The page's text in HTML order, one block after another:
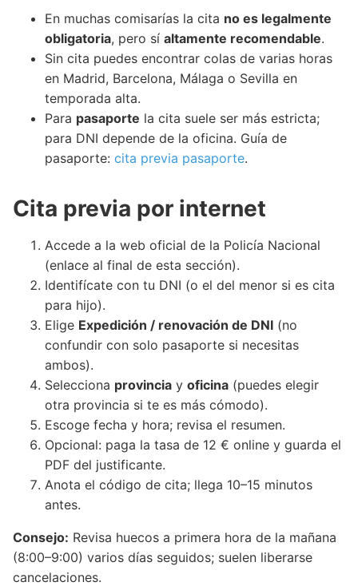
En muchas comisarías la cita no es legalmente
obligatoria, pero sí altamente recomendable.
Sin cita puedes encontrar colas de varias horas
en Madrid, Barcelona, Málaga o Sevilla en
temporada alta.
Para pasaporte la cita suele ser más estricta;
para DNI depende de la oficina. Guía de
pasaporte: cita previa pasaporte.
Cita previa por internet
Accede a la web oficial de la Policía Nacional
(enlace al final de esta sección).
Identifícate con tu DNI (o el del menor si es cita
para hijo).
Elige Expedición / renovación de DNI (no
confundir con solo pasaporte si necesitas
ambos).
Selecciona provincia y oficina (puedes elegir
otra provincia si te es más cómodo).
Escoge fecha y hora; revisa el resumen.
Opcional: paga la tasa de 12 € online y guarda el
PDF del justificante.
Anota el código de cita; llega 10–15 minutos
antes.
Consejo: Revisa huecos a primera hora de la mañana
(8:00–9:00) varios días seguidos; suelen liberarse
cancelaciones.